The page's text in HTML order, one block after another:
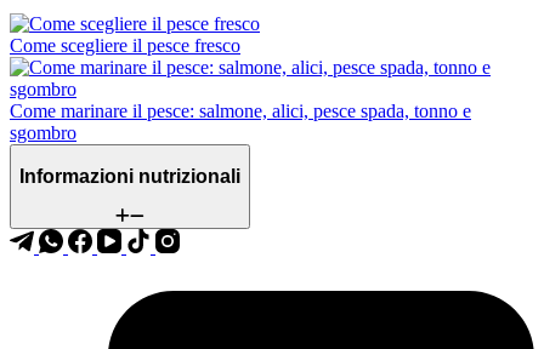
Come scegliere il pesce fresco
Come marinare il pesce: salmone, alici, pesce spada, tonno e
sgombro
Informazioni nutrizionali